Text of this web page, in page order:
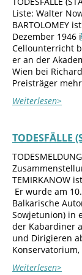
Liste: Walter
BARTOLOMEY
Dezember 1946
Cellounterricht
er an der
Wien bei
Preisträger
Weiterlesen>
TODESFÄLLE
TEMIRKANOW
Er wurde am
Balkarische
Sowjetunion) in
der Kabardiner
und Dirigieren
Weiterlesen>